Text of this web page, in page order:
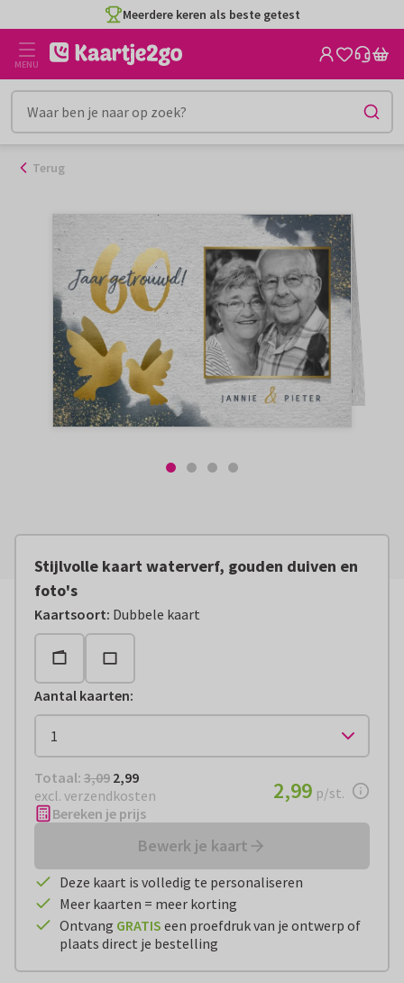
naar
inhoud
Meerdere keren als beste getest
MENU
Terug
Stijlvolle kaart waterverf, gouden duiven en
foto's
Kaartsoort: Dubbele kaart
Aantal kaarten:
Totaal: € 2,99
Totaal: 3,09 2,99
excl. verzendkosten
€ 2,99per stuk
2,99 p/st.
Bereken je prijs
Bewerk je kaart
Deze kaart is volledig te personaliseren
Meer kaarten = meer korting
Ontvang GRATIS een proefdruk van je ontwerp of
plaats direct je bestelling